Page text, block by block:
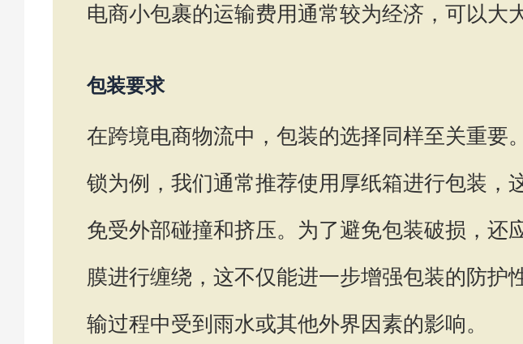
电商小包裹的运输费用通常较为经济，可以大
包装要求
在跨境电商物流中，包装的选择同样至关重要
锁为例，我们通常推荐使用厚纸箱进行包装，
免受外部碰撞和挤压。为了避免包装破损，还
膜进行缠绕，这不仅能进一步增强包装的防护
输过程中受到雨水或其他外界因素的影响。